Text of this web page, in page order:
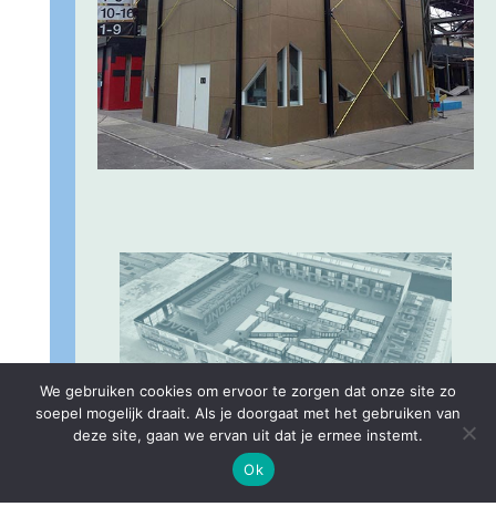
PLATTEGROND
We gebruiken cookies om ervoor te zorgen dat onze site zo
soepel mogelijk draait. Als je doorgaat met het gebruiken van
deze site, gaan we ervan uit dat je ermee instemt.
Ok